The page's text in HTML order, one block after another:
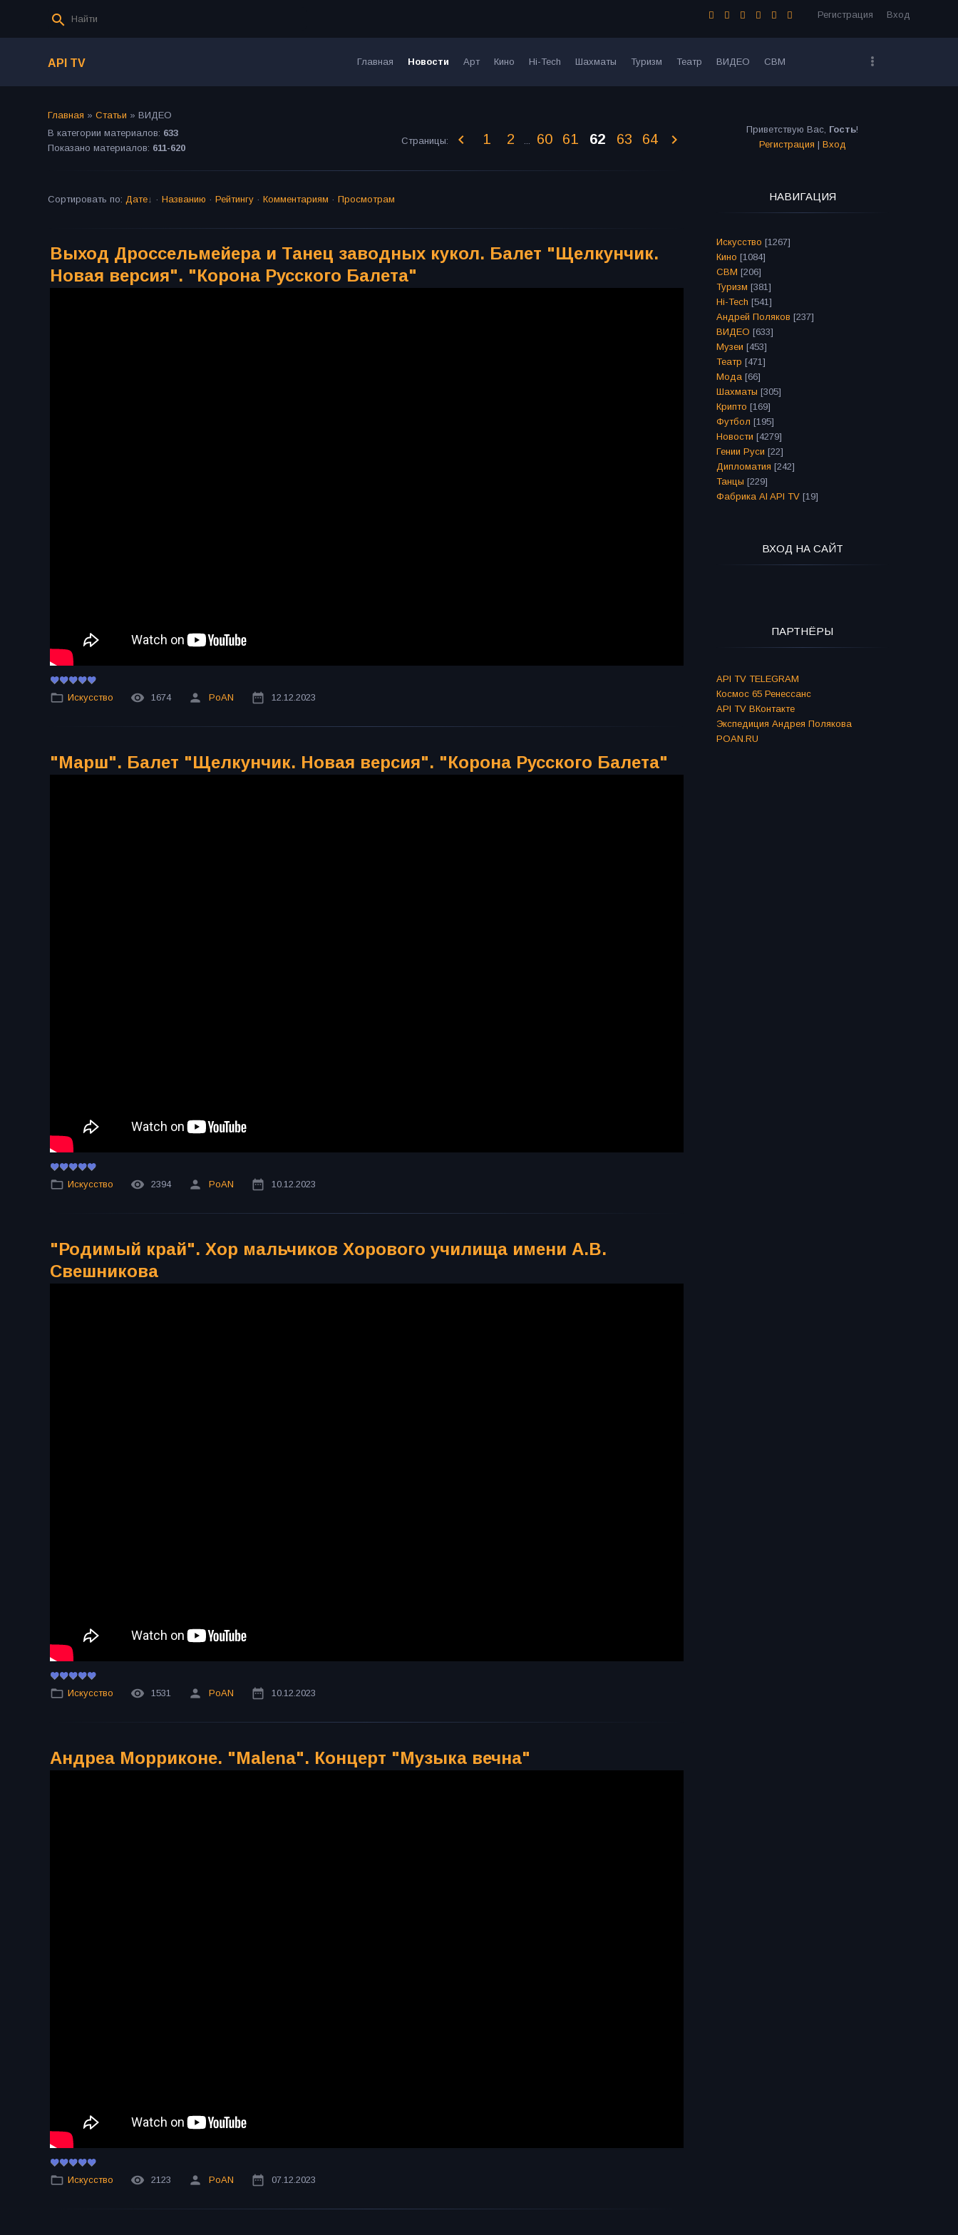
Регистрация Вход
API TV Главная Новости Арт Кино Hi-Tech Шахматы Туризм Театр ВИДЕО СВМ
Главная » Статьи » ВИДЕО
В категории материалов: 633
Показано материалов: 611-620
Страницы: 1 2 ... 60 61 62 63 64
Сортировать по: Дате · Названию · Рейтингу · Комментариям · Просмотрам
Выход Дроссельмейера и Танец заводных кукол. Балет "Щелкунчик.
Новая версия". "Корона Русского Балета"
Искусство 1674 PoAN 12.12.2023
"Марш". Балет "Щелкунчик. Новая версия". "Корона Русского Балета"
Искусство 2394 PoAN 10.12.2023
"Родимый край". Хор мальчиков Хорового училища имени А.В.
Свешникова
Искусство 1531 PoAN 10.12.2023
Андреа Морриконе. "Malena". Концерт "Музыка вечна"
Искусство 2123 PoAN 07.12.2023
Приветствую Вас, Гость!
Регистрация | Вход
НАВИГАЦИЯ
Искусство [1267]
Кино [1084]
СВМ [206]
Туризм [381]
Hi-Tech [541]
Андрей Поляков [237]
ВИДЕО [633]
Музеи [453]
Театр [471]
Мода [66]
Шахматы [305]
Крипто [169]
Футбол [195]
Новости [4279]
Гении Руси [22]
Дипломатия [242]
Танцы [229]
Фабрика AI API TV [19]
ВХОД НА САЙТ
ПАРТНЁРЫ
API TV TELEGRAM
Космос 65 Ренессанс
API TV ВКонтакте
Экспедиция Андрея Полякова
POAN.RU